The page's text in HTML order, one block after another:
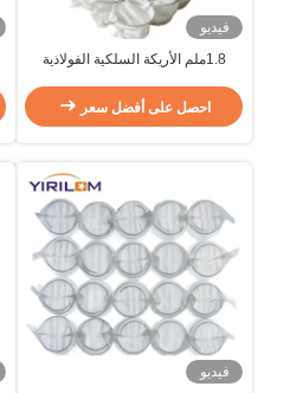
فيديو
1.8ملم الأريكة السلكية الفولاذية
الضمان والحجم المخصص
احصل على أفضل سعر
فيديو